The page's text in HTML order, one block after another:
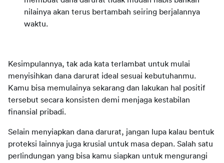
nilainya akan terus bertambah seiring berjalannya
waktu.
Kesimpulannya, tak ada kata terlambat untuk mulai
menyisihkan dana darurat ideal sesuai kebutuhanmu.
Kamu bisa memulainya sekarang dan lakukan hal positif
tersebut secara konsisten demi menjaga kestabilan
finansial pribadi.
Selain menyiapkan dana darurat, jangan lupa kalau bentuk
proteksi lainnya juga krusial untuk masa depan. Salah satu
perlindungan yang bisa kamu siapkan untuk mengurangi